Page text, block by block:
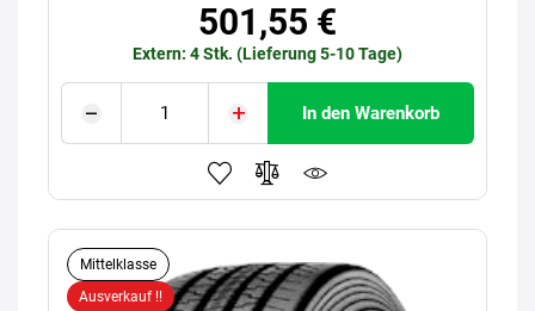
501,55 €
Extern: 4 Stk. (Lieferung 5-10 Tage)
In den Warenkorb
Mittelklasse
Ausverkauf !!